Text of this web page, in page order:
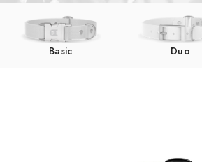
Basic Duo